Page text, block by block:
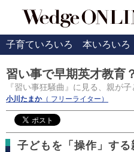
子育ていろいろ 本いろいろ
習い事で早期英才教育
『習い事狂騒曲』に見る、親が
小川たまか（ フリーライター）
子どもを「操作」する